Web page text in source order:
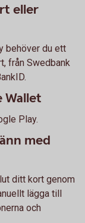
eller
behöver du ett
från Swedbank
Wallet
Play.
med
ditt kort genom
lägga till
och